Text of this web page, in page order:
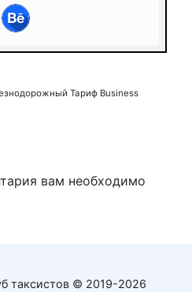
Тариф Business
вам необходимо
таксистов © 2019-2026